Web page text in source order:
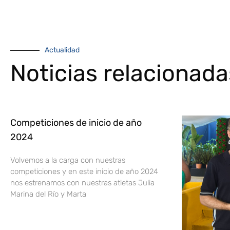
Actualidad
Noticias
Competiciones de inicio de año
2024
Volvemos a la carga con nuestras
competiciones y en este inicio de año 2024
nos estrenamos con nuestras atletas Julia
Marina del Río y Marta